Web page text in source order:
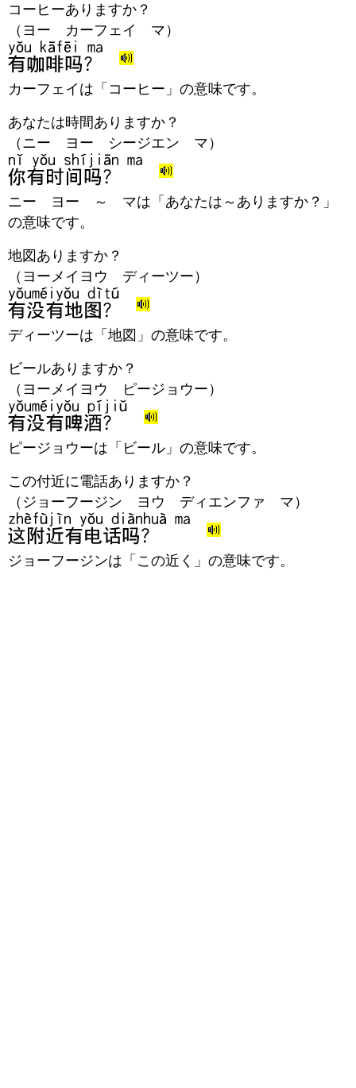
コーヒーありますか？
（ヨー カーフェイ マ）
カーフェイは「コーヒー」の意味です。
あなたは時間ありますか？
（ニー ヨー シージエン マ）
ニー ヨー ～ マは「あなたは～ありますか？」
の意味です。
地図ありますか？
（ヨーメイヨウ ディーツー）
ディーツーは「地図」の意味です。
ビールありますか？
（ヨーメイヨウ ピージョウー）
ピージョウーは「ビール」の意味です。
この付近に電話ありますか？
（ジョーフージン ヨウ ディエンファ マ）
ジョーフージンは「この近く」の意味です。